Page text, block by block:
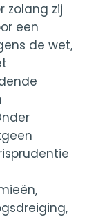
zolang zij
een
de wet,